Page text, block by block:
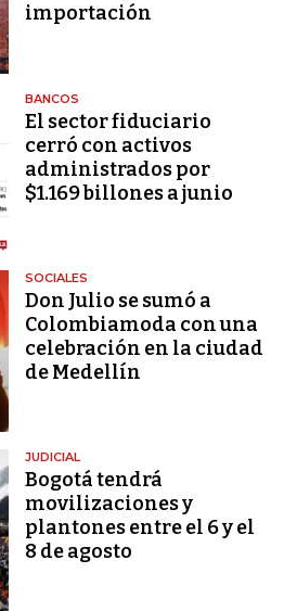
importación
BANCOS
El sector fiduciario
cerró con activos
administrados por
$1.169 billones a junio
SOCIALES
Don Julio se sumó a
Colombiamoda con una
celebración en la ciudad
de Medellín
JUDICIAL
Bogotá tendrá
movilizaciones y
plantones entre el 6 y el
8 de agosto